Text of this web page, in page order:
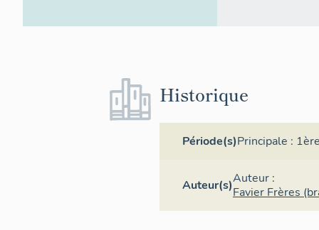
a)
- la bague
- tige de
et surmonté
Historique
Période(s)Principale :
Auteur(s)Auteur :
Favier Frères